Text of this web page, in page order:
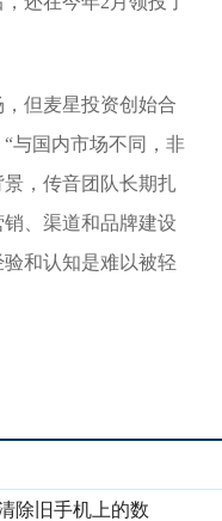
但麦星投资创始合
与国内市场不同，非
，传音团队长期扎
、渠道和品牌建设
和认知是难以被轻
除旧手机上的数